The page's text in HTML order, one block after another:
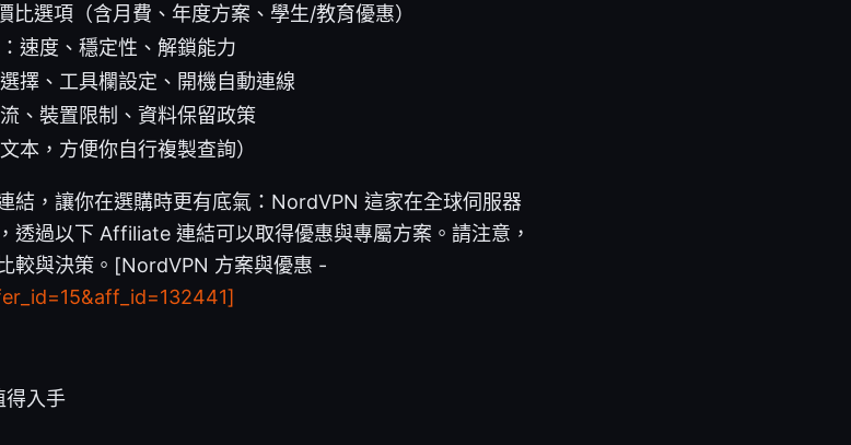
選項（含月費、年度方案、學生/教育優惠）
速度、穩定性、解鎖能力
擇、工具欄設定、開機自動連線
、裝置限制、資料保留政策
本，方便你自行複製查詢）
結，讓你在選購時更有底氣：NordVPN 這家在全球伺服器
透過以下 Affiliate 連結可以取得優惠與專屬方案。請注意，
較與決策。[NordVPN 方案與優惠 -
得入手